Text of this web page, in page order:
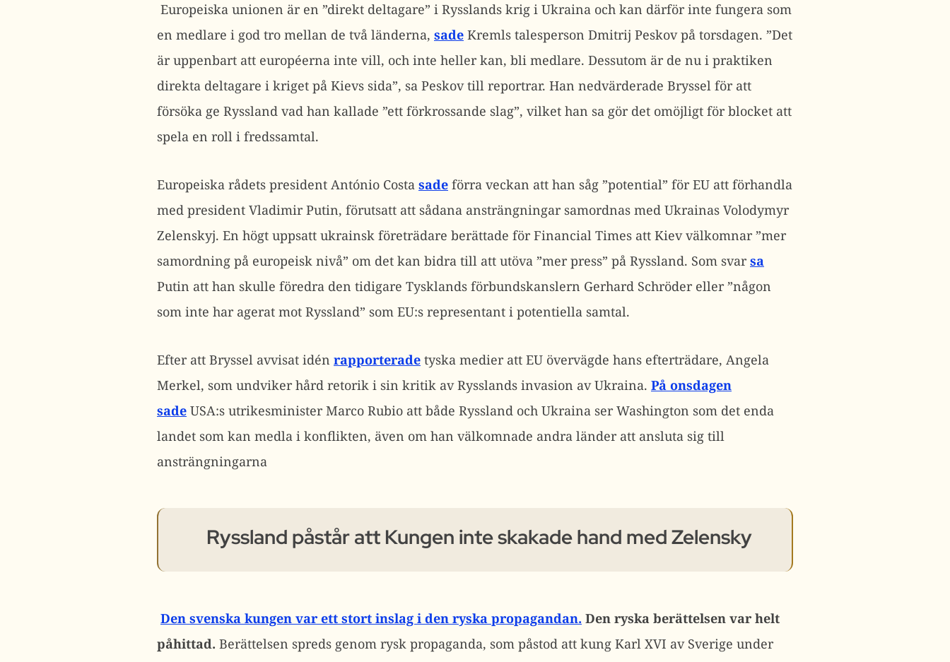
Europeiska unionen är en ”direkt deltagare” i Rysslands krig i Ukraina och kan därför inte fungera som
en medlare i god tro mellan de två länderna, sade Kremls talesperson Dmitrij Peskov på torsdagen. ”Det
är uppenbart att européerna inte vill, och inte heller kan, bli medlare. Dessutom är de nu i praktiken
direkta deltagare i kriget på Kievs sida”, sa Peskov till reportrar. Han nedvärderade Bryssel för att
försöka ge Ryssland vad han kallade ”ett förkrossande slag”, vilket han sa gör det omöjligt för blocket att
spela en roll i fredssamtal.
Europeiska rådets president António Costa sade förra veckan att han såg ”potential” för EU att förhandla
med president Vladimir Putin, förutsatt att sådana ansträngningar samordnas med Ukrainas Volodymyr
Zelenskyj. En högt uppsatt ukrainsk företrädare berättade för Financial Times att Kiev välkomnar ”mer
samordning på europeisk nivå” om det kan bidra till att utöva ”mer press” på Ryssland. Som svarsa
Putin att han skulle föredra den tidigare Tysklands förbundskanslern Gerhard Schröder eller ”någon
som inte har agerat mot Ryssland” som EU:s representant i potentiella samtal.
Efter att Bryssel avvisat idén rapporterade tyska medier att EU övervägde hans efterträdare, Angela
Merkel, som undviker hård retorik i sin kritik av Rysslands invasion av Ukraina. På onsdagen
sade USA:s utrikesminister Marco Rubio att både Ryssland och Ukraina ser Washington som det enda
landet som kan medla i konflikten, även om han välkomnade andra länder att ansluta sig till
ansträngningarna
Ryssland påstår att Kungen inte skakade hand med Zelensky
Den svenska kungen var ett stort inslag i den ryska propagandan. Den ryska berättelsen var helt
påhittad. Berättelsen spreds genom rysk propaganda, som påstod att kung Karl XVI av Sverige under